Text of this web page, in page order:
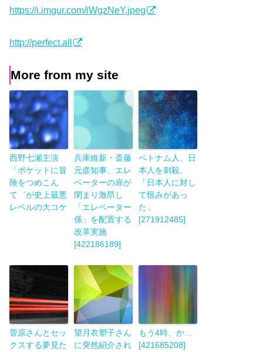
https://i.imgur.com/iWgzNeY.jpeg
http://perfect.all
More from my site
西野七瀬主演
「ポケットに冒
険をつめこん
て゛が史上最悪
レベルの大コケ
兵庫維新・斎藤
元彦知事、エレ
ベーターの扉が
閉まり激昂し
「エレベーター
係」を配置する
改革実施
[422186189]
ベトナム人、日
本人を刺殺。
「日本人に対し
て恨みがあっ
た」
[271912485]
菅原さんとセッ
クスする夢見た
望月衣塑子さん
に突然紹介され
もう4時、か…
[421685208]